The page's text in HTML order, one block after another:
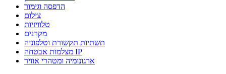
הדפסה וגימור
צילום
טלוויזיות
מקרנים
תשתיות תקשורת וטלפוניה
מצלמות אבטחה IP
ארגונומיה ומטהרי אוויר